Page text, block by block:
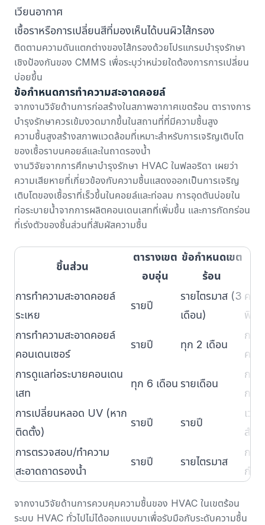
เวียนอากาศ
เชื้อราหรือการเปลี่ยนสีที่มองเห็นได้บนผิวไส้กรอง
ติดตามความดันแตกต่างของไส้กรองด้วยโปรแกรมบำรุงรักษา
เชิงป้องกันของ CMMS เพื่อระบุว่าหน่วยใดต้องการการเปลี่ยน
บ่อยขึ้น
ข้อกำหนดการทำความสะอาดคอยล์
จากงานวิจัยด้านการก่อสร้างในสภาพอากาศเขตร้อน ตารางการ
บำรุงรักษาควรเข้มงวดมากขึ้นในสถานที่ที่มีความชื้นสูง
ความชื้นสูงสร้างสภาพแวดล้อมที่เหมาะสำหรับการเจริญเติบโต
ของเชื้อราบนคอยล์และในถาดรองน้ำ
งานวิจัยจากการศึกษาบำรุงรักษา HVAC ในฟลอริดา เผยว่า
ความเสียหายที่เกี่ยวข้องกับความชื้นแสดงออกเป็นการเจริญ
เติบโตของเชื้อราที่เร็วขึ้นในคอยล์และท่อลม การอุดตันบ่อยใน
ท่อระบายน้ำจากการผลิตคอนเดนเสทที่เพิ่มขึ้น และการกัดกร่อน
ที่เร่งตัวของชิ้นส่วนที่สัมผัสความชื้น
ชิ้นส่วน
ตารางเขต
อบอุ่น
ข้อกำหนดเขต
ร้อน
การทำความสะอาดคอยล์
ระเหย
รายปี
รายไตรมาส (3
เดือน)
ควา
ฟิล์ม
การทำความสะอาดคอยล์
คอนเดนเซอร์
รายปี ทุก 2 เดือน
กา
ควา
การดูแลท่อระบายคอนเดน
เสท
ทุก 6 เดือน รายเดือน
การ
การ
การเปลี่ยนหลอด UV (หาก
ติดตั้ง)
รายปี รายปี
เวล
สำ
การตรวจสอบ/ทำความ
สะอาดถาดรองน้ำ
รายปี รายไตรมาส
การ
กำจั
จากงานวิจัยด้านการควบคุมความชื้นของ HVAC ในเขตร้อน
ระบบ HVAC ทั่วไปไม่ได้ออกแบบมาเพื่อรับมือกับระดับความชื้น